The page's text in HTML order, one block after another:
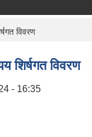
विवरण
शिर्षगत विवरण
- 16:35